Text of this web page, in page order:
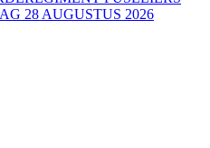
28 AUGUSTUS 2026